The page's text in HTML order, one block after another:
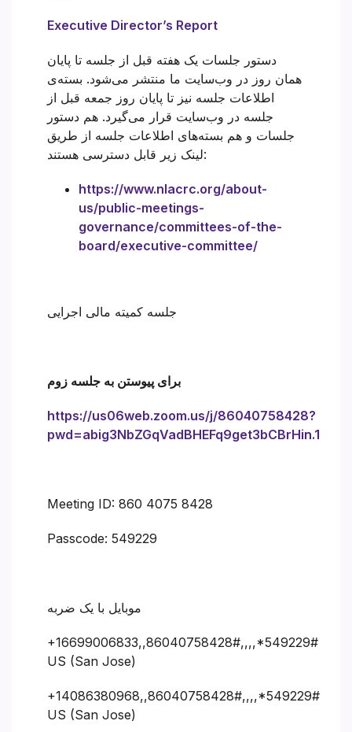
Executive Director’s Report
دستور جلسات یک هفته قبل از جلسه تا پایان
همان روز در وب‌سایت ما منتشر می‌شود. بسته‌ی
اطلاعات جلسه نیز تا پایان روز جمعه قبل از
جلسه در وب‌سایت قرار می‌گیرد. هم دستور
جلسات و هم بسته‌های اطلاعات جلسه از طریق
لینک زیر قابل دسترسی هستند:
https://www.nlacrc.org/about-
us/public-meetings-
governance/committees-of-the-
board/executive-committee/
جلسه کمیته مالی اجرایی
برای پیوستن به جلسه زوم
https://us06web.zoom.us/j/86040758428?
pwd=abig3NbZGqVadBHEFq9get3bCBrHin.1
Meeting ID: 860 4075 8428
Passcode: 549229
موبایل با یک ضربه
+16699006833,,86040758428#,,,,*549229#
US (San Jose)
+14086380968,,86040758428#,,,,*549229#
US (San Jose)